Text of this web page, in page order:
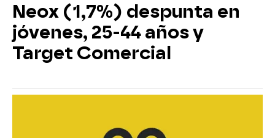
Neox (1,7%) despunta en
jóvenes, 25-44 años y
Target Comercial